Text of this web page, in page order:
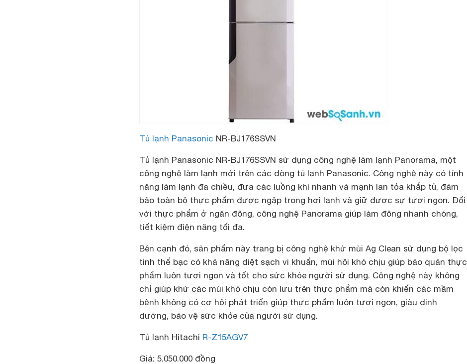
Tủ lạnh Panasonic NR-BJ176SSVN
Tủ lạnh Panasonic NR-BJ176SSVN sử dụng công nghệ làm lạnh Panorama, một
công nghệ làm lạnh mới trên các dòng tủ lạnh Panasonic. Công nghệ này có tính
năng làm lạnh đa chiều, đưa các luồng khí nhanh và mạnh lan tỏa khắp tủ, đảm
bảo toàn bộ thực phẩm được ngập trong hơi lạnh và giữ được sự tươi ngon. Đối
với thực phẩm ở ngăn đông, công nghệ Panorama giúp làm đông nhanh chóng,
tiết kiệm điện năng tối đa.
Bên cạnh đó, sản phẩm này trang bị công nghệ khử mùi Ag Clean sử dụng bộ lọc
tinh thể bạc có khả năng diệt sạch vi khuẩn, mùi hôi khó chịu giúp bảo quản thực
phẩm luôn tươi ngon và tốt cho sức khỏe người sử dụng. Công nghệ này không
chỉ giúp khử các mùi khó chịu còn lưu trên thực phẩm mà còn khiến các mầm
bệnh không có cơ hội phát triển giúp thực phẩm luôn tươi ngon, giàu dinh
dưỡng, bảo vệ sức khỏe của người sử dụng.
Tủ lạnh Hitachi R-Z15AGV7
Giá: 5.050.000 đồng